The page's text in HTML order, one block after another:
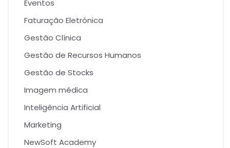
Eventos
Faturação Eletrónica
Gestão Clínica
Gestão de Recursos Humanos
Gestão de Stocks
Imagem médica
Inteligência Artificial
Marketing
NewSoft Academy